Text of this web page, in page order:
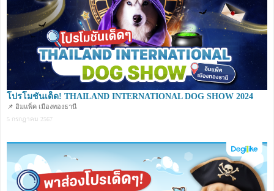
โปรโมชันเด็ด! THAILAND INTERNATIONAL DOG SHOW 2024
📌 อิมแพ็ค เมืองทองธานี
5 กรกฏาคม 2567